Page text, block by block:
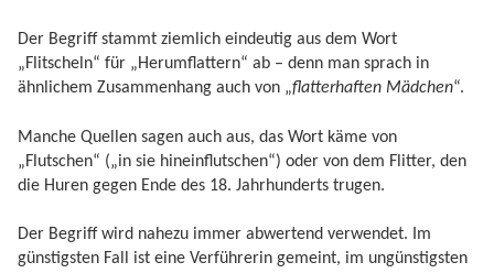
Der Begriff stammt ziemlich eindeutig aus dem Wort
„Flitscheln“ für „Herumflattern“ ab – denn man sprach in
ähnlichem Zusammenhang auch von „flatterhaften Mädchen“.
Manche Quellen sagen auch aus, das Wort käme von
„Flutschen“ („in sie hineinflutschen“) oder von dem Flitter, den
die Huren gegen Ende des 18. Jahrhunderts trugen.
Der Begriff wird nahezu immer abwertend verwendet. Im
günstigsten Fall ist eine Verführerin gemeint, im ungünstigsten